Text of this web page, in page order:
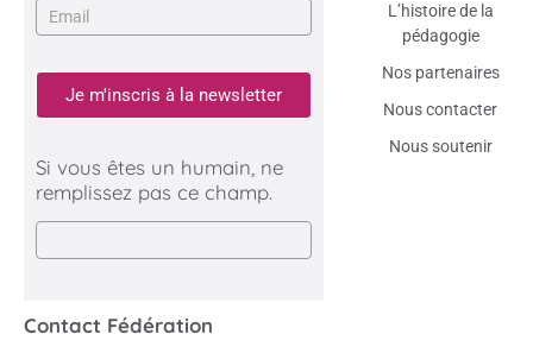
Je m'inscris à la newsletter
Si vous êtes un humain, ne
remplissez pas ce champ.
L’histoire de la
pédagogie
Nos partenaires
Nous contacter
Nous soutenir
Contact Fédération